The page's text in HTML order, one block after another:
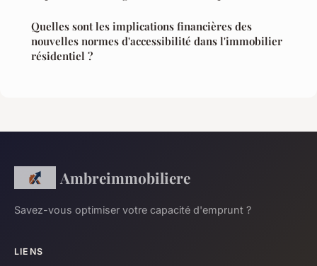
Quelles sont les implications financières des
nouvelles normes d'accessibilité dans l'immobilier
résidentiel ?
Ambreimmobiliere
Savez-vous optimiser votre capacité d'emprunt ?
LIENS